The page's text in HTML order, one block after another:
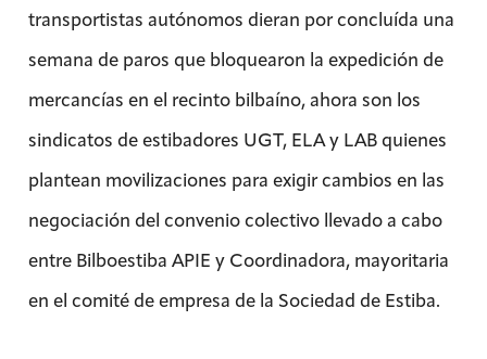
transportistas autónomos dieran por concluída una
semana de paros que bloquearon la expedición de
mercancías en el recinto bilbaíno, ahora son los
sindicatos de estibadores UGT, ELA y LAB quienes
plantean movilizaciones para exigir cambios en las
negociación del convenio colectivo llevado a cabo
entre Bilboestiba APIE y Coordinadora, mayoritaria
en el comité de empresa de la Sociedad de Estiba.